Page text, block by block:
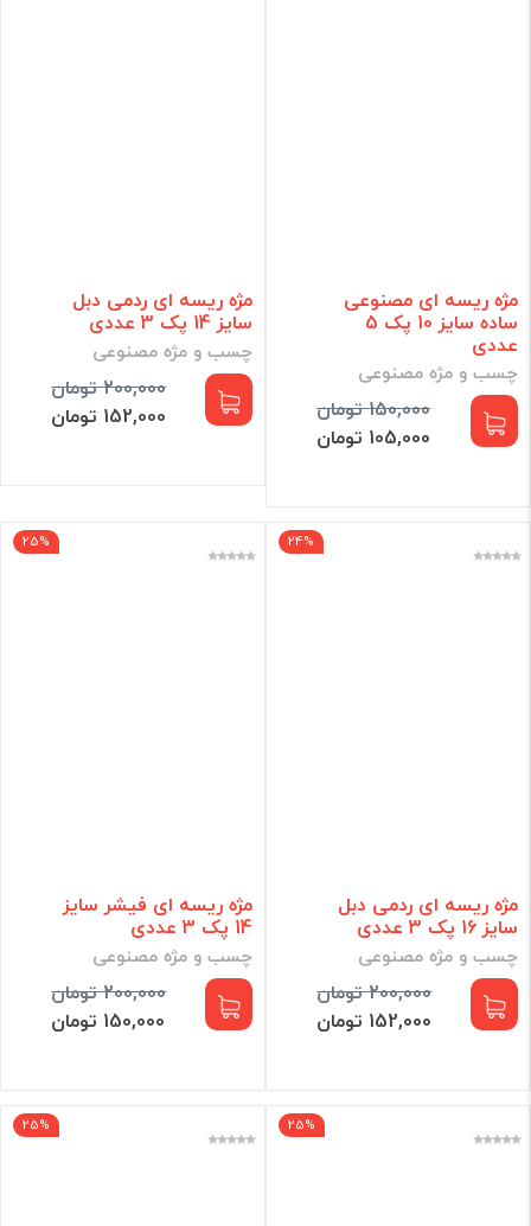
مژه ریسه ای مصنوعی
ساده سایز 10 پک 5
عددی
چسب و مژه مصنوعی
150,000 تومان
105,000 تومان
مژه ریسه ای ردمی دبل
سایز 14 پک 3 عددی
چسب و مژه مصنوعی
200,000 تومان
152,000 تومان
24%
مژه ریسه ای ردمی دبل
سایز 16 پک 3 عددی
چسب و مژه مصنوعی
200,000 تومان
152,000 تومان
25%
مژه ریسه ای فیشر سایز
14 پک 3 عددی
چسب و مژه مصنوعی
200,000 تومان
150,000 تومان
25%
25%